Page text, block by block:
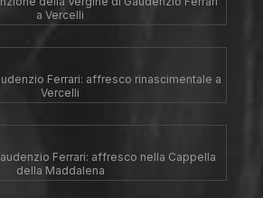
a Vercelli
Ferrari: affresco rinascimentale a
Vercelli
Ferrari: affresco nella Cappella
della Maddalena